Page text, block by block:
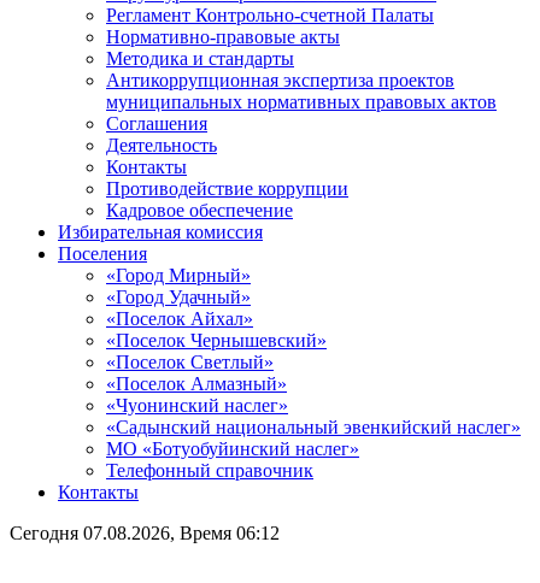
Регламент Контрольно-счетной Палаты
Нормативно-правовые акты
Методика и стандарты
Антикоррупционная экспертиза проектов
муниципальных нормативных правовых актов
Соглашения
Деятельность
Контакты
Противодействие коррупции
Кадровое обеспечение
Избирательная комиссия
Поселения
«Город Мирный»
«Город Удачный»
«Поселок Айхал»
«Поселок Чернышевский»
«Поселок Светлый»
«Поселок Алмазный»
«Чуонинский наслег»
«Садынский национальный эвенкийский наслег»
МО «Ботуобуйинский наслег»
Телефонный справочник
Контакты
Сегодня 07.08.2026, Время 06:12